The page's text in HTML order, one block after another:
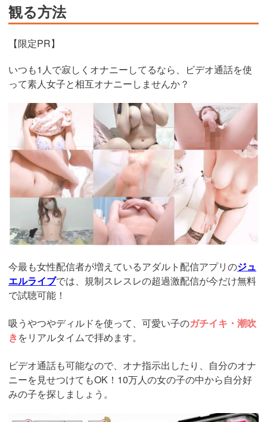
観る方法
【限定PR】
いつも1人で寂しくオナニーしてるなら、ビデオ通話を使
って素人女子と相互オナニーしませんか？
https://www.j-
live.tv/LiveChat/acs.php?
si=jwchatt&pid=MLA5661_0004&pa=lp40.php
今最も女性配信者が増えているアダルト配信アプリのジュ
エルライブでは、規制スレスレの超過激配信が今だけ無料
で試聴可能！
吸うやつやディルドを使って、可愛い子のガチイキ・潮吹
きをリアルタイムで拝めます。
ビデオ通話も可能なので、オナ指示出したり、自分のオナ
ニーを見せつけてもOK！10万人の女の子の中から自分好
みの子を探しましょう。
https://www.j-